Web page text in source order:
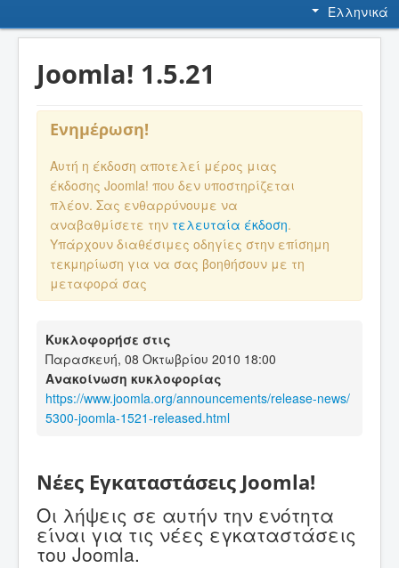
Ελληνικά
Joomla! 1.5.21
Ενημέρωση!
Αυτή η έκδοση αποτελεί μέρος μιας
έκδοσης Joomla! που δεν υποστηρίζεται
πλέον. Σας ενθαρρύνουμε να
αναβαθμίσετε την τελευταία έκδοση.
Υπάρχουν διαθέσιμες οδηγίες στην επίσημη
τεκμηρίωση για να σας βοηθήσουν με τη
μεταφορά σας
Κυκλοφορήσε στις
Παρασκευή, 08 Οκτωβρίου 2010 18:00
Ανακοίνωση κυκλοφορίας
https://www.joomla.org/announcements/release-news/
5300-joomla-1521-released.html
Νέες Εγκαταστάσεις Joomla!
Οι λήψεις σε αυτήν την ενότητα
είναι για τις νέες εγκαταστάσεις
του Joomla.